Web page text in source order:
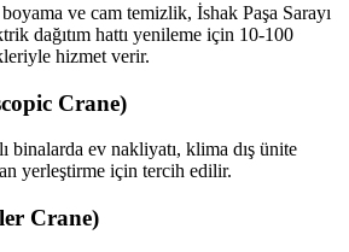
ve cam temizlik, İshak Paşa Sarayı
dağıtım hattı yenileme için 10-100
hizmet verir.
Crane)
binalarda ev nakliyatı, klima dış ünite
yerleştirme için tercih edilir.
Crane)